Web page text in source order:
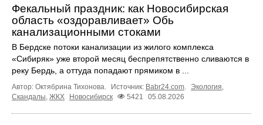
Фекальный праздник: как Новосибирская
область «оздоравливает» Обь
канализационными стоками
В Бердске потоки канализации из жилого комплекса
«Сибиряк» уже второй месяц беспрепятственно сливаются в
реку Бердь, а оттуда попадают прямиком в ...
Автор: Октябрина Тихонова. Источник: Babr24.com. Экология,
Скандалы, ЖКХ Новосибирск 5421 05.08.2026